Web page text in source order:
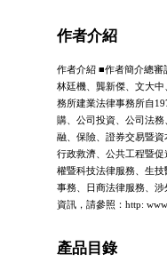
作者介紹
作者介紹 ■作者簡介總審
林廷機、龔新傑、文大
務所建業法律事務所自
購、公司投資、公司法
融、保險、證券交易暨
行政救濟、公共工程暨
權暨科技法律服務、生
事務、日商法律服務、
資訊，請參照：http:
產品目錄